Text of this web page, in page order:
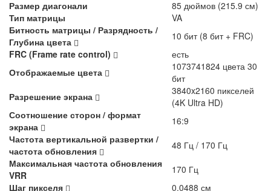
Размер диагонали
85 дюймов (215.9 см)
Тип матрицы
VA
Битность матрицы / Разрядность /
Глубина цвета
10 бит (8 бит + FRC)
FRC (Frame rate control)
есть
Отображаемые цвета
1073741824 цвета 30
бит
Разрешение экрана
3840x2160 пикселей
(4K Ultra HD)
Соотношение сторон / формат
экрана
16:9
Частота вертикальной развертки /
частота обновления
48 Гц / 170 Гц
Максимальная частота обновления
VRR
170 Гц
Шаг пикселя
0.0488 см